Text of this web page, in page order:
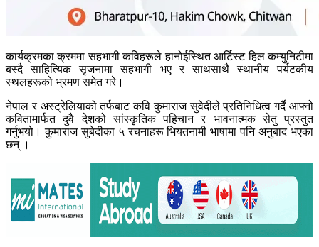
कार्यक्रमका क्रममा सहभागी कविहरूले हानोईस्थित आर्टिस्ट हिल कम्युनिटीमा
बस्दै साहित्यिक सृजनामा सहभागी भए र साथसाथै स्थानीय पर्यटकीय
स्थलहरूको भ्रमण समेत गरे।
नेपाल र अस्ट्रेलियाको तर्फबाट कवि कुमाराज सुवेदीले प्रतिनिधित्व गर्दै आफ्नो
कवितामार्फत दुवै देशको सांस्कृतिक पहिचान र भावनात्मक सेतु प्रस्तुत
गर्नुभयो। कुमाराज सुबेदीका ५ रचनाहरू भियतनामी भाषामा पनि अनुबाद भएका
छन् ।